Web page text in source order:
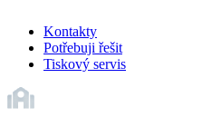
Kontakty
Potřebuji řešit
Tiskový servis